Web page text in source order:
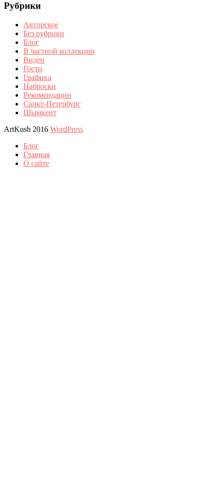
Рубрики
Авторское
Без рубрики
Блог
В частной коллекции
Видео
Гости
Графика
Наброски
Рекомендации
Санкт-Петербург
Шымкент
ArtKush 2016 WordPress
Блог
Главная
О сайте